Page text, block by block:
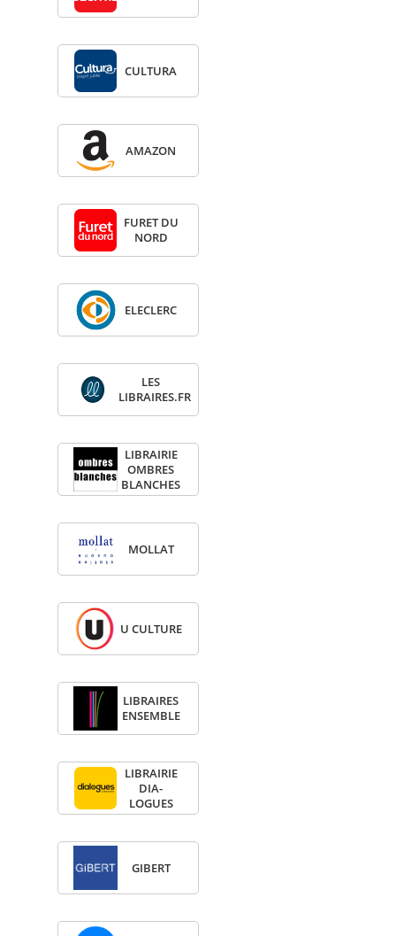
CULTURA
AMA­ZON
FURET DU
NORD
ELE­CLERC
LES
LIBRAIRES.FR
LIBRAI­RIE
OMBRES
BLANCHES
MOL­LAT
U CULTURE
LIBRAIRES
ENSEMBLE
LIBRAI­RIE
DIA­
LOGUES
GIBERT